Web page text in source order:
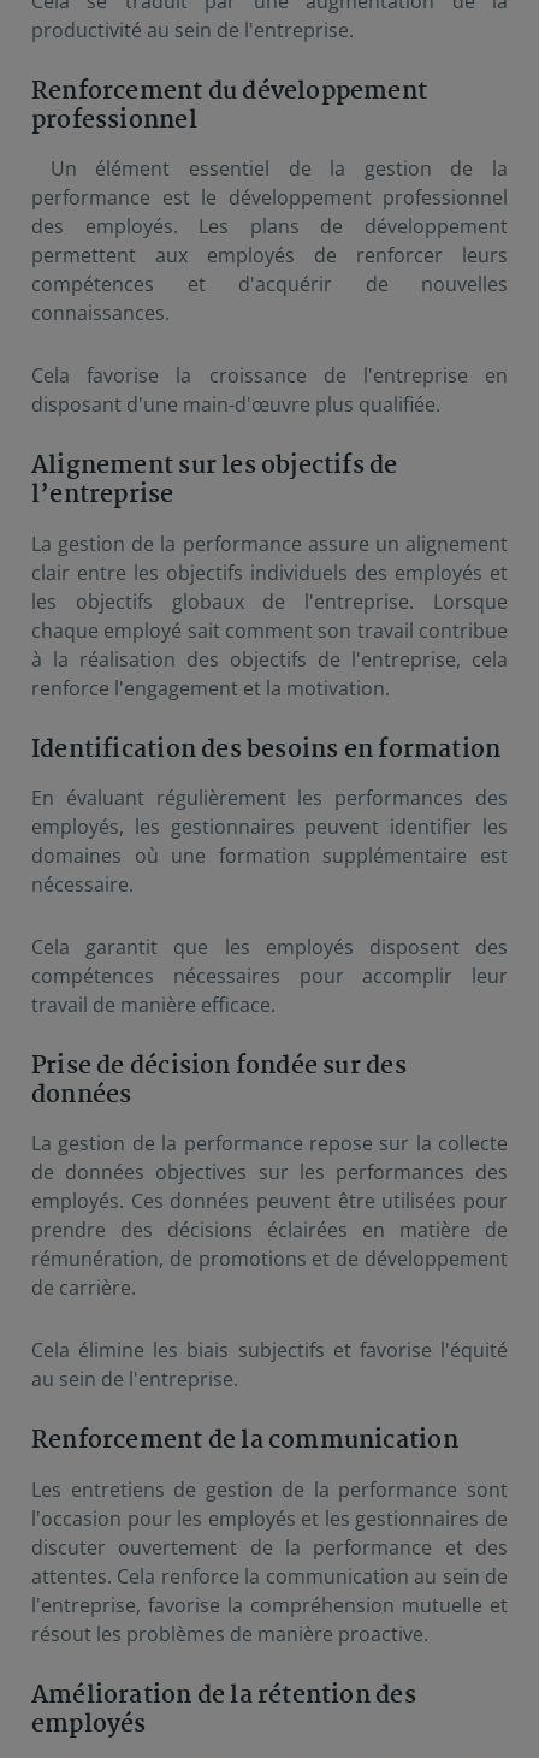
productivité au sein de l'entreprise.
Renforcement du développement
professionnel
Un élément essentiel de la gestion de la
performance est le développement professionnel
des employés. Les plans de développement
permettent aux employés de renforcer leurs
compétences et d'acquérir de nouvelles
connaissances.
Cela favorise la croissance de l'entreprise en
disposant d'une main-d'œuvre plus qualifiée.
Alignement sur les objectifs de
l’entreprise
La gestion de la performance assure un alignement
clair entre les objectifs individuels des employés et
les objectifs globaux de l'entreprise. Lorsque
chaque employé sait comment son travail contribue
à la réalisation des objectifs de l'entreprise, cela
renforce l'engagement et la motivation.
Identification des besoins en formation
En évaluant régulièrement les performances des
employés, les gestionnaires peuvent identifier les
domaines où une formation supplémentaire est
nécessaire.
Cela garantit que les employés disposent des
compétences nécessaires pour accomplir leur
travail de manière efficace.
Prise de décision fondée sur des
données
La gestion de la performance repose sur la collecte
de données objectives sur les performances des
employés. Ces données peuvent être utilisées pour
prendre des décisions éclairées en matière de
rémunération, de promotions et de développement
de carrière.
Cela élimine les biais subjectifs et favorise l'équité
au sein de l'entreprise.
Renforcement de la communication
Les entretiens de gestion de la performance sont
l'occasion pour les employés et les gestionnaires de
discuter ouvertement de la performance et des
attentes. Cela renforce la communication au sein de
l'entreprise, favorise la compréhension mutuelle et
résout les problèmes de manière proactive.
Amélioration de la rétention des
employés